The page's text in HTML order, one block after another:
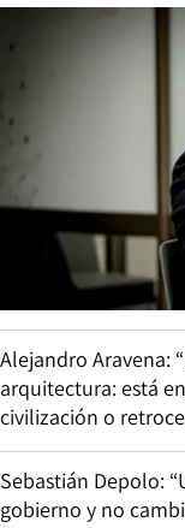
Alejandro Aravena:
arquitectura: está
civilización o
Sebastián Depolo:
gobierno y no